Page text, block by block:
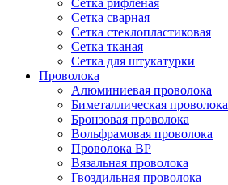
Сетка рифленая
Сетка сварная
Сетка стеклопластиковая
Сетка тканая
Сетка для штукатурки
Проволока
Алюминиевая проволока
Биметаллическая проволока
Бронзовая проволока
Вольфрамовая проволока
Проволока ВР
Вязальная проволока
Гвоздильная проволока